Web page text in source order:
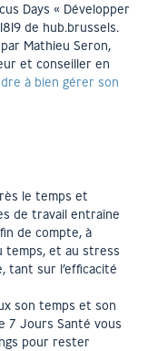
Days « Développer
de hub.brussels.
Mathieu Seron,
et conseiller en
à bien gérer son
le temps et
de travail entraîne
de compte, à
temps, et au stress
tant sur l’efficacité
son temps et son
7 Jours Santé vous
pour rester